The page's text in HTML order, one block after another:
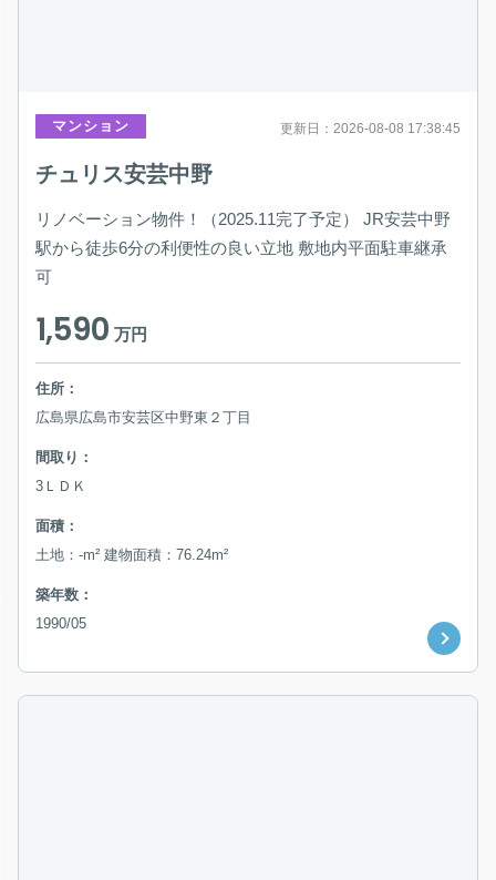
マンション 更新日：2026-08-08 17:38:45
チュリス安芸中野
リノベーション物件！（2025.11完了予定） JR安芸中野
駅から徒歩6分の利便性の良い立地 敷地内平面駐車継承
可
1,590万円
住所：
広島県広島市安芸区中野東２丁目
間取り：
3ＬＤＫ
面積：
土地：-m² 建物面積：76.24m²
築年数：
1990/05